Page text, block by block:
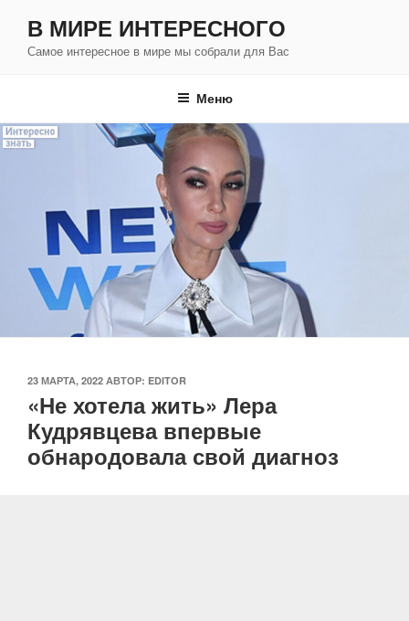
содержимому
В МИРЕ ИНТЕРЕСНОГО
Самое интересное в мире мы собрали для Вас
Меню
ОПУБЛИКОВАНО
23 МАРТА, 2022 АВТОР: EDITOR
«Не хотела жить» Лера
Кудрявцева впервые
обнародовала свой диагноз